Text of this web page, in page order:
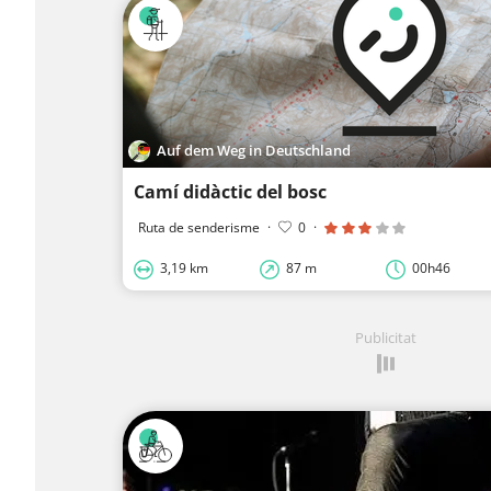
Auf dem Weg in Deutschland
Camí didàctic del bosc
Ruta de senderisme · 0 ·
3,19 km 87 m 00h46
Publicitat